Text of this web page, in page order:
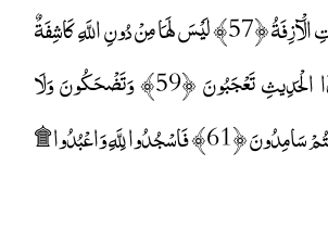
الْأُولَىٰ ﴿56﴾ أَزِفَتِ الْآزِفَةُ ﴿57﴾ لَيْسَ لَهَا مِنْ دُونِ اللَّهِ كَاشِفَةٌ
﴿58﴾ أَفَمِنْ هَٰذَا الْحَدِيثِ تَعْجَبُونَ ﴿59﴾ وَتَضْحَكُونَ وَلَا
تَبْكُونَ ﴿60﴾ وَأَنْتُمْ سَامِدُونَ ﴿61﴾ فَاسْجُدُوا لِلَّهِ وَاعْبُدُوا ۩